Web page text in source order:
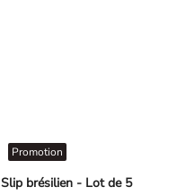
Slip brésilien - Lot de 5
Promotion